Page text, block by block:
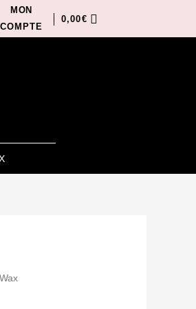
MON
COMPTE
0,00€